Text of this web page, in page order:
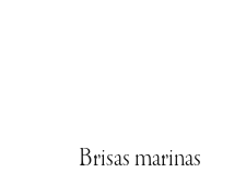
Brisas marinas